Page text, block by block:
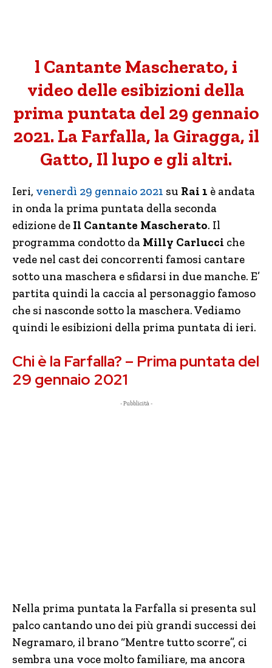
l Cantante Mascherato, i
video delle esibizioni della
prima puntata del 29 gennaio
2021. La Farfalla, la Giragga, il
Gatto, Il lupo e gli altri.
Ieri, venerdì 29 gennaio 2021 su Rai 1 è andata
in onda la prima puntata della seconda
edizione de Il Cantante Mascherato. Il
programma condotto da Milly Carlucci che
vede nel cast dei concorrenti famosi cantare
sotto una maschera e sfidarsi in due manche. E’
partita quindi la caccia al personaggio famoso
che si nasconde sotto la maschera. Vediamo
quindi le esibizioni della prima puntata di ieri.
Chi è la Farfalla? – Prima puntata del
29 gennaio 2021
- Pubblicità -
Nella prima puntata la Farfalla si presenta sul
palco cantando uno dei più grandi successi dei
Negramaro, il brano “Mentre tutto scorre”, ci
sembra una voce molto familiare, ma ancora